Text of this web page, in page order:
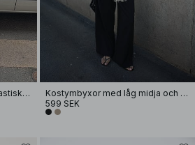
Avslappnade byxor med elastisk baksida
Kostymbyxor med låg midja och elastisk detalj
599 SEK